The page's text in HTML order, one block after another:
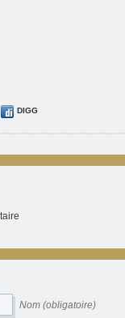
DIGG
Nom (obligatoire)